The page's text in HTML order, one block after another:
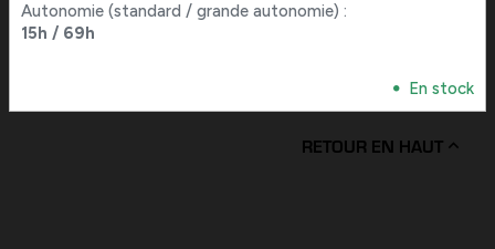
Autonomie (standard / grande autonomie) :
15h / 69h
En stock
RETOUR EN HAUT 